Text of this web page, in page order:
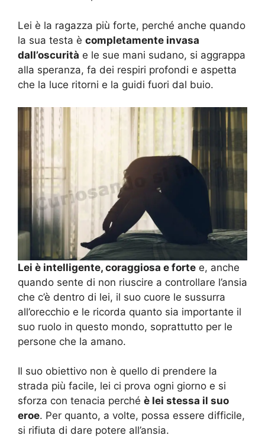
Lei è la ragazza più forte, perché anche quando
la sua testa è completamente invasa
dall’oscurità e le sue mani sudano, si aggrappa
alla speranza, fa dei respiri profondi e aspetta
che la luce ritorni e la guidi fuori dal buio.
Lei è intelligente, coraggiosa e forte e, anche
quando sente di non riuscire a controllare l’ansia
che c’è dentro di lei, il suo cuore le sussurra
all’orecchio e le ricorda quanto sia importante il
suo ruolo in questo mondo, soprattutto per le
persone che la amano.
Il suo obiettivo non è quello di prendere la
strada più facile, lei ci prova ogni giorno e si
sforza con tenacia perché è lei stessa il suo
eroe. Per quanto, a volte, possa essere difficile,
si rifiuta di dare potere all’ansia.